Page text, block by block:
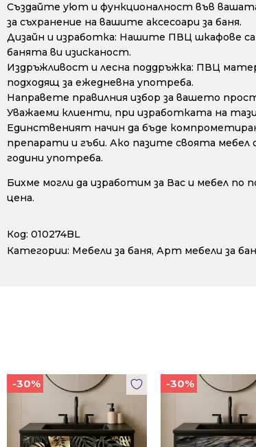
Създайте уют и функционалност във
за съхранение на вашите аксесоари за баня.
Дизайн и изработка: Нашите ПВЦ шкафове
банята ви изисканост.
Издръжливост и лесна поддръжка: ПВЦ
подходящ за ежедневна употреба.
Направете правилния избор за вашето
Уважаеми клиенти, при изработката на
Единственият начин да бъде компрометиран
препарати и гъби. Ако пазите своята
години употреба.
Бихме могли да изработим за Вас и мебел по
цена.
Код: 010274BL
Категории: Мебели за баня, Арт мебели за
-30% -30%